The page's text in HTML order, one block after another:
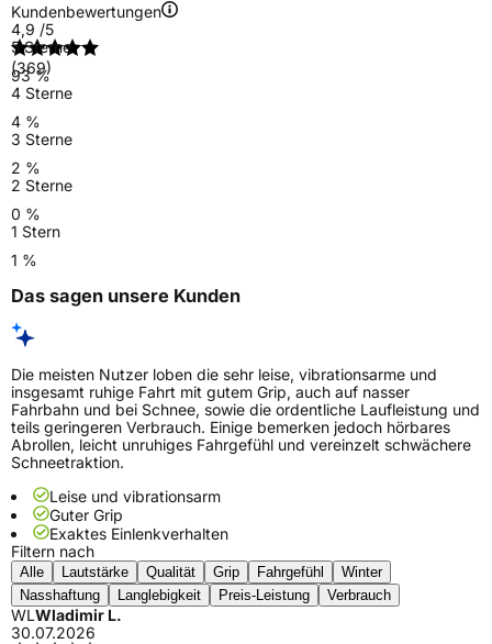
Kundenbewertungen
4,9 /5
(369)
5 Sterne
93 %
4 Sterne
4 %
3 Sterne
2 %
2 Sterne
0 %
1 Stern
1 %
Das sagen unsere Kunden
Die meisten Nutzer loben die sehr leise, vibrationsarme und
insgesamt ruhige Fahrt mit gutem Grip, auch auf nasser
Fahrbahn und bei Schnee, sowie die ordentliche Laufleistung und
teils geringeren Verbrauch. Einige bemerken jedoch hörbares
Abrollen, leicht unruhiges Fahrgefühl und vereinzelt schwächere
Schneetraktion.
Leise und vibrationsarm
Guter Grip
Exaktes Einlenkverhalten
Filtern nach
Alle Lautstärke Qualität Grip Fahrgefühl
Winter
Nasshaftung
Langlebigkeit Preis-Leistung Verbrauch
WLWladimir L.
30.07.2026